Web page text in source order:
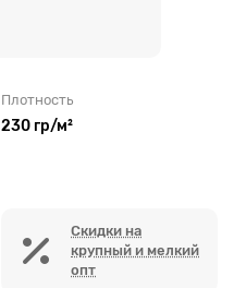
Плотность
230 гр/м²
Скидки на
крупный и мелкий
опт